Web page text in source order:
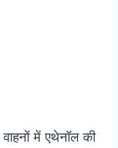
में एथेनॉल की